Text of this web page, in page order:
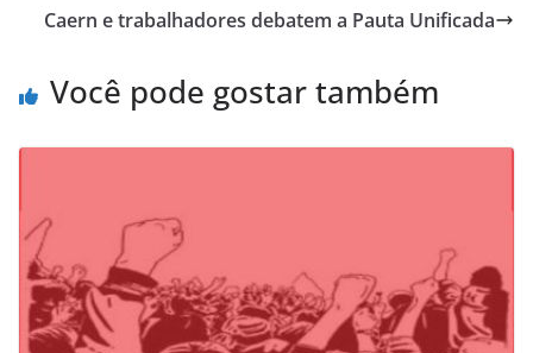
Caern e trabalhadores debatem a Pauta Unificada
Você pode gostar também